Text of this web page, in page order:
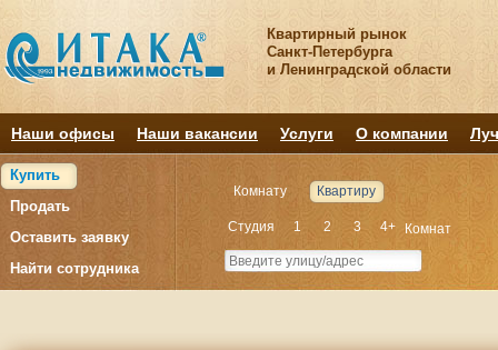
Квартирный рынок
Санкт-Петербурга
и Ленинградской области
Наши офисы Наши вакансии Услуги О компании
Купить
Продать
Оставить заявку
Найти сотрудника
Комнату Квартиру
Студия 1 2 3 4+ Комнат